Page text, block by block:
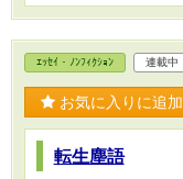
ｴｯｾｲ・ﾉﾝﾌｨｸｼｮﾝ 連載中
お気に入りに追加
転生塵語